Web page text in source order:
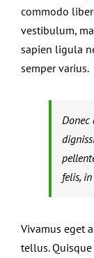
commodo
vestibulum,
sapien ligula
semper varius.
Donec
felis,
Vivamus eget
tellus.